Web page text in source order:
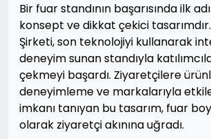
Bir fuar standının başarısında ilk
konsept ve dikkat çekici
Şirketi, son teknolojiyi kullanarak
deneyim sunan standıyla
çekmeyi başardı. Ziyaretçilere
deneyimleme ve markalarıyla
imkanı tanıyan bu tasarım, fuar
olarak ziyaretçi akınına uğradı.